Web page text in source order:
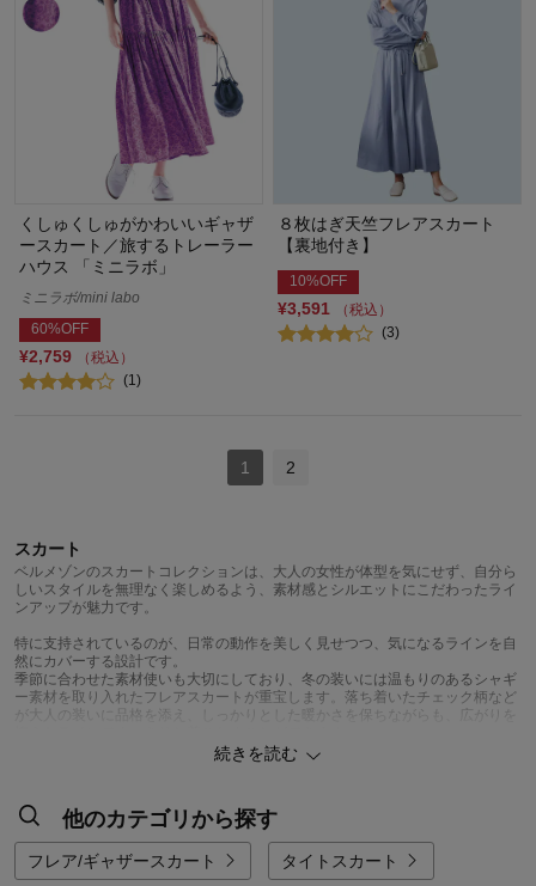
くしゅくしゅがかわいいギャザ
ースカート／旅するトレーラー
ハウス 「ミニラボ」
ミニラボ/mini labo
60%OFF
¥2,759
（税込）
(1)
８枚はぎ天竺フレアスカート
【裏地付き】
10%OFF
¥3,591
（税込）
(3)
1 2
スカート
ベルメゾンのスカートコレクションは、大人の女性が体型を気にせず、自分ら
しいスタイルを無理なく楽しめるよう、素材感とシルエットにこだわったライ
ンアップが魅力です。
特に支持されているのが、日常の動作を美しく見せつつ、気になるラインを自
然にカバーする設計です。
季節に合わせた素材使いも大切にしており、冬の装いには温もりのあるシャギ
ー素材を取り入れたフレアスカートが重宝します。落ち着いたチェック柄など
が大人の装いに品格を添え、しっかりとした暖かさを保ちながらも、広がりを
さらに、ウエストが総ゴム仕様でリラックスできる履き心地でありながら、フ
ロントはすっきり見えるデザインや、腰まわりのボリュームを抑えるパターン
す。
「どんな日も、自分らしく心地よい一枚で過ごしたい」そんな想いに寄り添う
素材選びと、体型をきれいに見せるシルエット。ベルメゾンのスカートは、毎
日のコーディネートをより軽やかに、彩り豊かに演出してくれます。
続きを読む
他のカテゴリから探す
フレア/ギャザースカート タイトスカート